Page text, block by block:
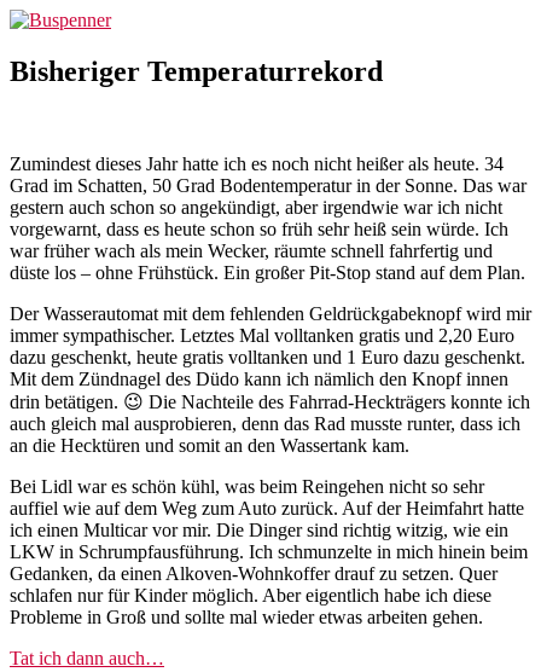
Zum
springen
Bisheriger Temperaturrekord
Zumindest dieses Jahr hatte ich es noch nicht heißer als heute. 34
Grad im Schatten, 50 Grad Bodentemperatur in der Sonne. Das war
gestern auch schon so angekündigt, aber irgendwie war ich nicht
vorgewarnt, dass es heute schon so früh sehr heiß sein würde. Ich
war früher wach als mein Wecker, räumte schnell fahrfertig und
düste los – ohne Frühstück. Ein großer Pit-Stop stand auf dem Plan.
Der Wasserautomat mit dem fehlenden Geldrückgabeknopf wird mir
immer sympathischer. Letztes Mal volltanken gratis und 2,20 Euro
dazu geschenkt, heute gratis volltanken und 1 Euro dazu geschenkt.
Mit dem Zündnagel des Düdo kann ich nämlich den Knopf innen
drin betätigen. 😉 Die Nachteile des Fahrrad-Heckträgers konnte ich
auch gleich mal ausprobieren, denn das Rad musste runter, dass ich
an die Hecktüren und somit an den Wassertank kam.
Bei Lidl war es schön kühl, was beim Reingehen nicht so sehr
auffiel wie auf dem Weg zum Auto zurück. Auf der Heimfahrt hatte
ich einen Multicar vor mir. Die Dinger sind richtig witzig, wie ein
LKW in Schrumpfausführung. Ich schmunzelte in mich hinein beim
Gedanken, da einen Alkoven-Wohnkoffer drauf zu setzen. Quer
schlafen nur für Kinder möglich. Aber eigentlich habe ich diese
Probleme in Groß und sollte mal wieder etwas arbeiten gehen.
Tat ich dann auch…